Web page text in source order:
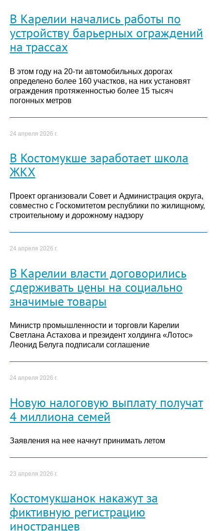
В Карелии начались работы по
устройству барьерных ограждений
на трассах
В этом году на 20-ти автомобильных дорогах
определено более 160 участков, на них установят
ограждения протяженностью более 15 тысяч
погонных метров
24 апреля 2026 г.
В Костомукше заработает школа
ЖКХ
Проект организовали Совет и Администрация округа,
совместно с Госкомитетом республики по жилищному,
строительному и дорожному надзору
24 апреля 2026 г.
В Карелии власти договорились
сдерживать цены на социально
значимые товары
Министр промышленности и торговли Карелии
Светлана Астахова и президент холдинга «Лотос»
Леонид Белуга подписали соглашение
24 апреля 2026 г.
Новую налоговую выплату получат
4 миллиона семей
Заявления на нее начнут принимать летом
23 апреля 2026 г.
Костомукшанок накажут за
фиктивную регистрацию
иностранцев